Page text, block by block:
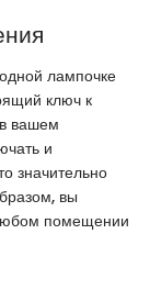
лампочке
ключ к
вашем
и
значительно
вы
помещении